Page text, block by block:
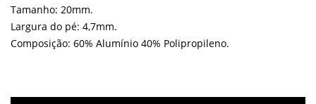
Tamanho: 20mm.
Largura do pé: 4,7mm.
Composição: 60% Alumínio 40% Polipropileno.